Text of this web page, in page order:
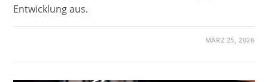
Entwicklung aus.
MÄRZ 25, 2026